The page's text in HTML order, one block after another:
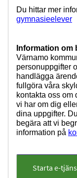
Du hittar mer
gymnasieelever
Information
Värnamo
personuppgifter
handlägga
fullgöra våra
kontakta oss om
vi har om dig
dina uppgifter.
begära att vi
information på
Starta e-